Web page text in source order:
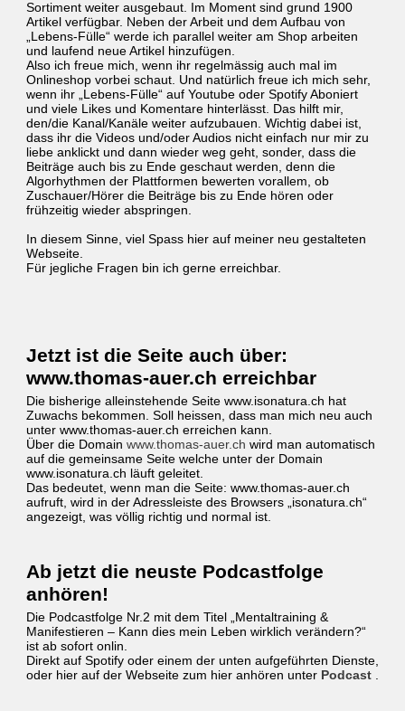
Sortiment weiter ausgebaut. Im Moment sind grund 1900
Artikel verfügbar. Neben der Arbeit und dem Aufbau von
„Lebens-Fülle“ werde ich parallel weiter am Shop arbeiten
und laufend neue Artikel hinzufügen.
Also ich freue mich, wenn ihr regelmässig auch mal im
Onlineshop vorbei schaut. Und natürlich freue ich mich sehr,
wenn ihr „Lebens-Fülle“ auf Youtube oder Spotify Aboniert
und viele Likes und Komentare hinterlässt. Das hilft mir,
den/die Kanal/Kanäle weiter aufzubauen. Wichtig dabei ist,
dass ihr die Videos und/oder Audios nicht einfach nur mir zu
liebe anklickt und dann wieder weg geht, sonder, dass die
Beiträge auch bis zu Ende geschaut werden, denn die
Algorhythmen der Plattformen bewerten vorallem, ob
Zuschauer/Hörer die Beiträge bis zu Ende hören oder
frühzeitig wieder abspringen.
In diesem Sinne, viel Spass hier auf meiner neu gestalteten
Webseite.
Für jegliche Fragen bin ich gerne erreichbar.
Jetzt ist die Seite auch über:
www.thomas-auer.ch erreichbar
Die bisherige alleinstehende Seite www.isonatura.ch hat
Zuwachs bekommen. Soll heissen, dass man mich neu auch
unter www.thomas-auer.ch erreichen kann.
Über die Domain www.thomas-auer.ch wird man automatisch
auf die gemeinsame Seite welche unter der Domain
www.isonatura.ch läuft geleitet.
Das bedeutet, wenn man die Seite: www.thomas-auer.ch
aufruft, wird in der Adressleiste des Browsers „isonatura.ch“
angezeigt, was völlig richtig und normal ist.
Ab jetzt die neuste Podcastfolge
anhören!
Die Podcastfolge Nr.2 mit dem Titel „Mentaltraining &
Manifestieren – Kann dies mein Leben wirklich verändern?“
ist ab sofort onlin.
Direkt auf Spotify oder einem der unten aufgeführten Dienste,
oder hier auf der Webseite zum hier anhören unter Podcast .